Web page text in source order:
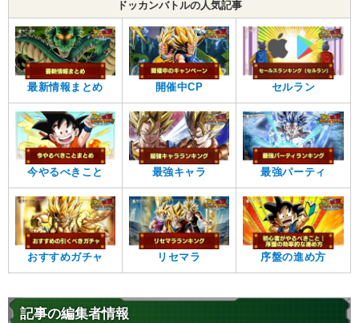
ドッカンバトルの人気記事
最新情報まとめ 開催中CP セルラン
今やるべきこと 最強キャラ 最強パーティ
おすすめガチャ リセマラ 序盤の進め方
記事の編集者情報